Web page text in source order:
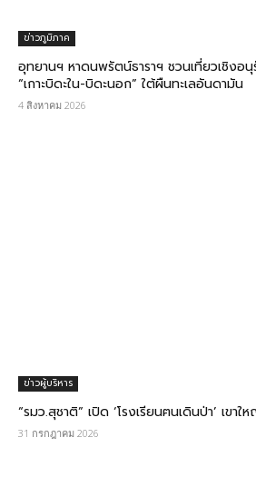
ข่าวภูมิภาค
อุทยานฯ หาดนพรัตน์ธาราฯ ชวนเที่ยวเชิงอ
“เกาะบิดะใน-บิดะนอก” ใต้ผืนทะเลอันดามัน
4 สิงหาคม 2026
ข่าวผู้บริหาร
“รมว.สุชาติ” เปิด ‘โรงเรียนฅนเดินป่า’ เขา
31 กรกฎาคม 2026